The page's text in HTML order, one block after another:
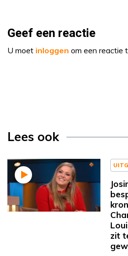
Geef een reactie
U moet inloggen om een reactie
Lees ook
zit